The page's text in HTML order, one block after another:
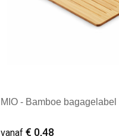
MIO - Bamboe bagagelabel
vanaf€ 0,48